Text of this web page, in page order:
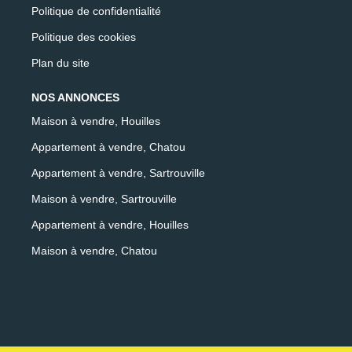
Politique de confidentialité
Politique des cookies
Plan du site
NOS ANNONCES
Maison à vendre, Houilles
Appartement à vendre, Chatou
Appartement à vendre, Sartrouville
Maison à vendre, Sartrouville
Appartement à vendre, Houilles
Maison à vendre, Chatou